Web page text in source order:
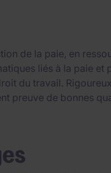
de la paie, en
liés à la paie et
du travail.
preuve de bonnes